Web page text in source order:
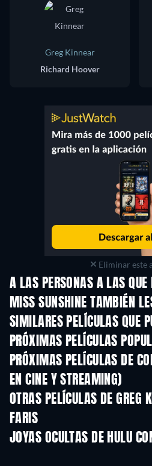
Greg Kinnear
Richard Hoover
Eliminar este
A LAS PERSONAS A LAS QUE
MISS SUNSHINE TAMBIÉN
SIMILARES PELÍCULAS QUE
PRÓXIMAS PELÍCULAS
PRÓXIMAS PELÍCULAS DE
EN CINE Y STREAMING)
OTRAS PELÍCULAS DE GREG
FARIS
JOYAS OCULTAS DE HULU